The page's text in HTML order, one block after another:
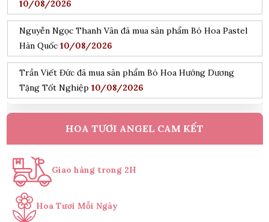
Nguyễn Ngọc Thanh Vân đã mua sản phẩm Bó Hoa Pastel
Hàn Quốc10/08/2026
Trần Viết Đức đã mua sản phẩm Bó Hoa Hướng Dương
Tặng Tốt Nghiệp10/08/2026
Đỗ Hoàng Nam đã mua sản phẩm Kệ Hoa Khai Trương
Tone Hồng10/08/2026
Trần Phước Hưng đã mua sản phẩm chậu lan hồ điệp vàng
9 cành
HOA TƯƠI ANGEL CAM KẾT
Giao hàng trong 2H
Hoa Tươi Mỗi Ngày